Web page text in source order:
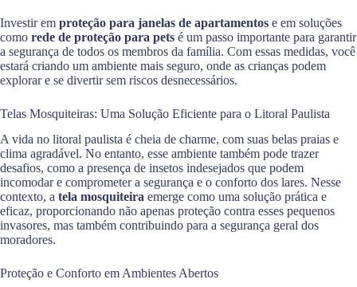
Investir em proteção para janelas de apartamentos e em soluções
como rede de proteção para pets é um passo importante para garantir
a segurança de todos os membros da família. Com essas medidas, você
estará criando um ambiente mais seguro, onde as crianças podem
explorar e se divertir sem riscos desnecessários.
Telas Mosquiteiras: Uma Solução Eficiente para o Litoral Paulista
A vida no litoral paulista é cheia de charme, com suas belas praias e
clima agradável. No entanto, esse ambiente também pode trazer
desafios, como a presença de insetos indesejados que podem
incomodar e comprometer a segurança e o conforto dos lares. Nesse
contexto, a tela mosquiteira emerge como uma solução prática e
eficaz, proporcionando não apenas proteção contra esses pequenos
invasores, mas também contribuindo para a segurança geral dos
moradores.
Proteção e Conforto em Ambientes Abertos